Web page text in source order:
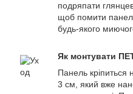
подряпати
щоб помити
будь-якого
Як монтувати
Панель кріпиться
3 см, який вже